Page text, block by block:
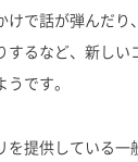
けで話が弾んだ
するなど、新しい
です。
を提供している一